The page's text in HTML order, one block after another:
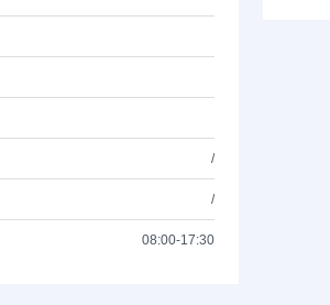
/
/
08:00-17:30